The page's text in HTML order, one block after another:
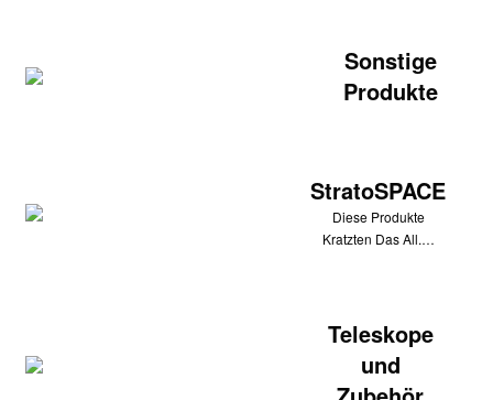
Sonstige
Produkte
StratoSPACE
Diese Produkte
Kratzten Das All.…
Teleskope
und